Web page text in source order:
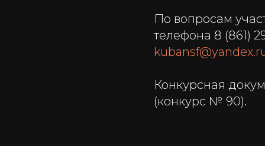
По вопросам
телефона 8 (861)
Конкурсная
(конкурс № 90).